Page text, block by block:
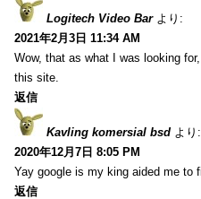
Logitech Video Bar より:
2021年2月3日 11:34 AM
Wow, that as what I was looking
this site.
返信
Kavling komersial bsd より:
2020年12月7日 8:05 PM
Yay google is my king aided me to
返信